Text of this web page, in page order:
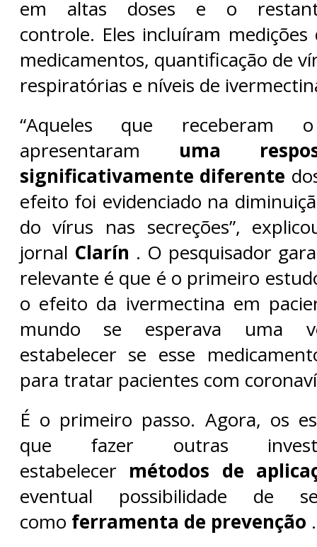
em altas doses e o
controle. Eles incluíram medições
medicamentos, quantificação de
respiratórias e níveis de
“Aqueles que receberam o
apresentaram uma
significativamente diferente
efeito foi evidenciado na
do vírus nas secreções”,
jornal Clarín . O pesquisador
relevante é que é o primeiro
o efeito da ivermectina em
mundo se esperava uma
estabelecer se esse
para tratar pacientes com
É o primeiro passo. Agora, os
que fazer outras
estabelecer métodos de
eventual possibilidade de
como ferramenta de prevenção .